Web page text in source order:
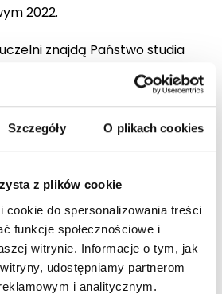
Szczegóły O plikach cookies
z plików cookie
cookie do spersonalizowania treści
funkcje społecznościowe i
witrynie. Informacje o tym, jak
udostępniamy partnerom
i analitycznym.
2022.
znajdą Państwo studia
magisterskie oraz
rekrutacyjny znajduje